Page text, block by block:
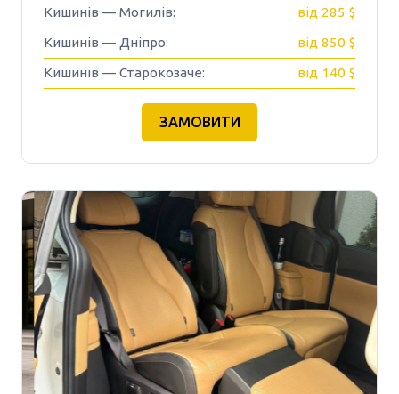
Кишинів — Могилів: від 285 $
Кишинів — Дніпро: від 850 $
Кишинів — Старокозаче: від 140 $
ЗАМОВИТИ